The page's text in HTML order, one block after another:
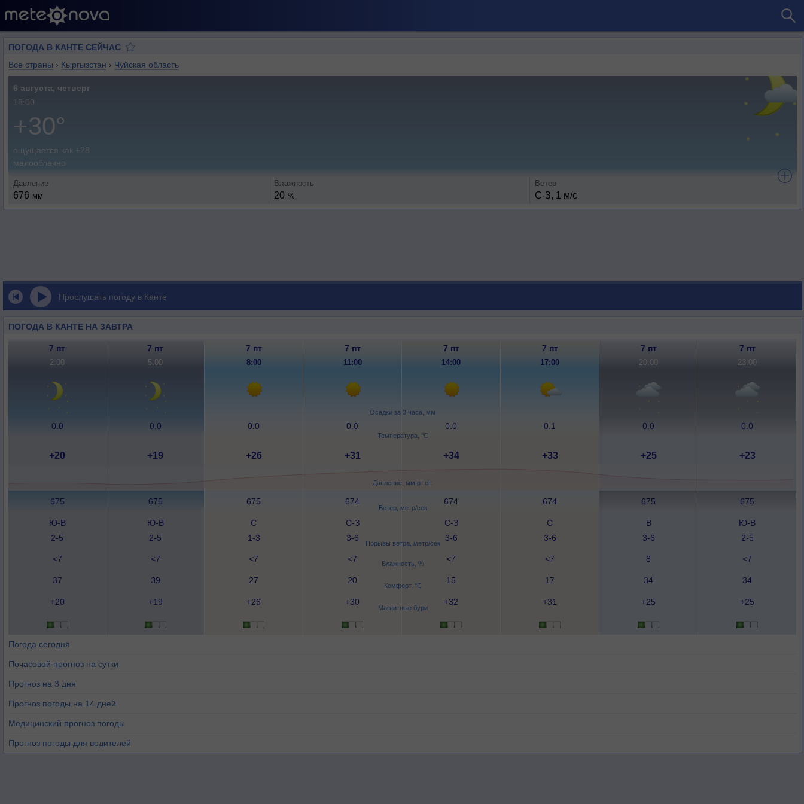
ПОГОДА В КАНТЕ СЕЙЧАС
Все страны › Кыргызстан › Чуйская область
6 августа, четверг
18:00
+30°
ощущается как +28
малооблачно
Давление
676 мм
Влажность
20 %
Ветер
С-З, 1 м/с
Прослушать погоду в Канте
ПОГОДА В КАНТЕ НА ЗАВТРА
Осадки за 3 часа, мм
Температура, °C
Давление, мм рт.ст.
Ветер, метр/сек
Порывы ветра, метр/сек
Влажность, %
Комфорт, °C
Магнитные бури
7 пт 7 пт 7 пт 7 пт 7 пт 7 пт 7 пт 7 пт
2:00 5:00 8:00 11:00 14:00 17:00 20:00 23:00
0.0 0.0 0.0 0.0 0.0 0.1 0.0 0.0
+20 +19 +26 +31 +34 +33 +25 +23
675 675 675 674 674 674 675 675
Ю-В
2-5
Ю-В
2-5
С
1-3
С-З
3-6
С-З
3-6
С
3-6
В
3-6
Ю-В
2-5
<7 <7 <7 <7 <7 <7 8 <7
37 39 27 20 15 17 34 34
+20 +19 +26 +30 +32 +31 +25 +25
Погода сегодня
Почасовой прогноз на сутки
Прогноз на 3 дня
Прогноз погоды на 14 дней
Медицинский прогноз погоды
Прогноз погоды для водителей